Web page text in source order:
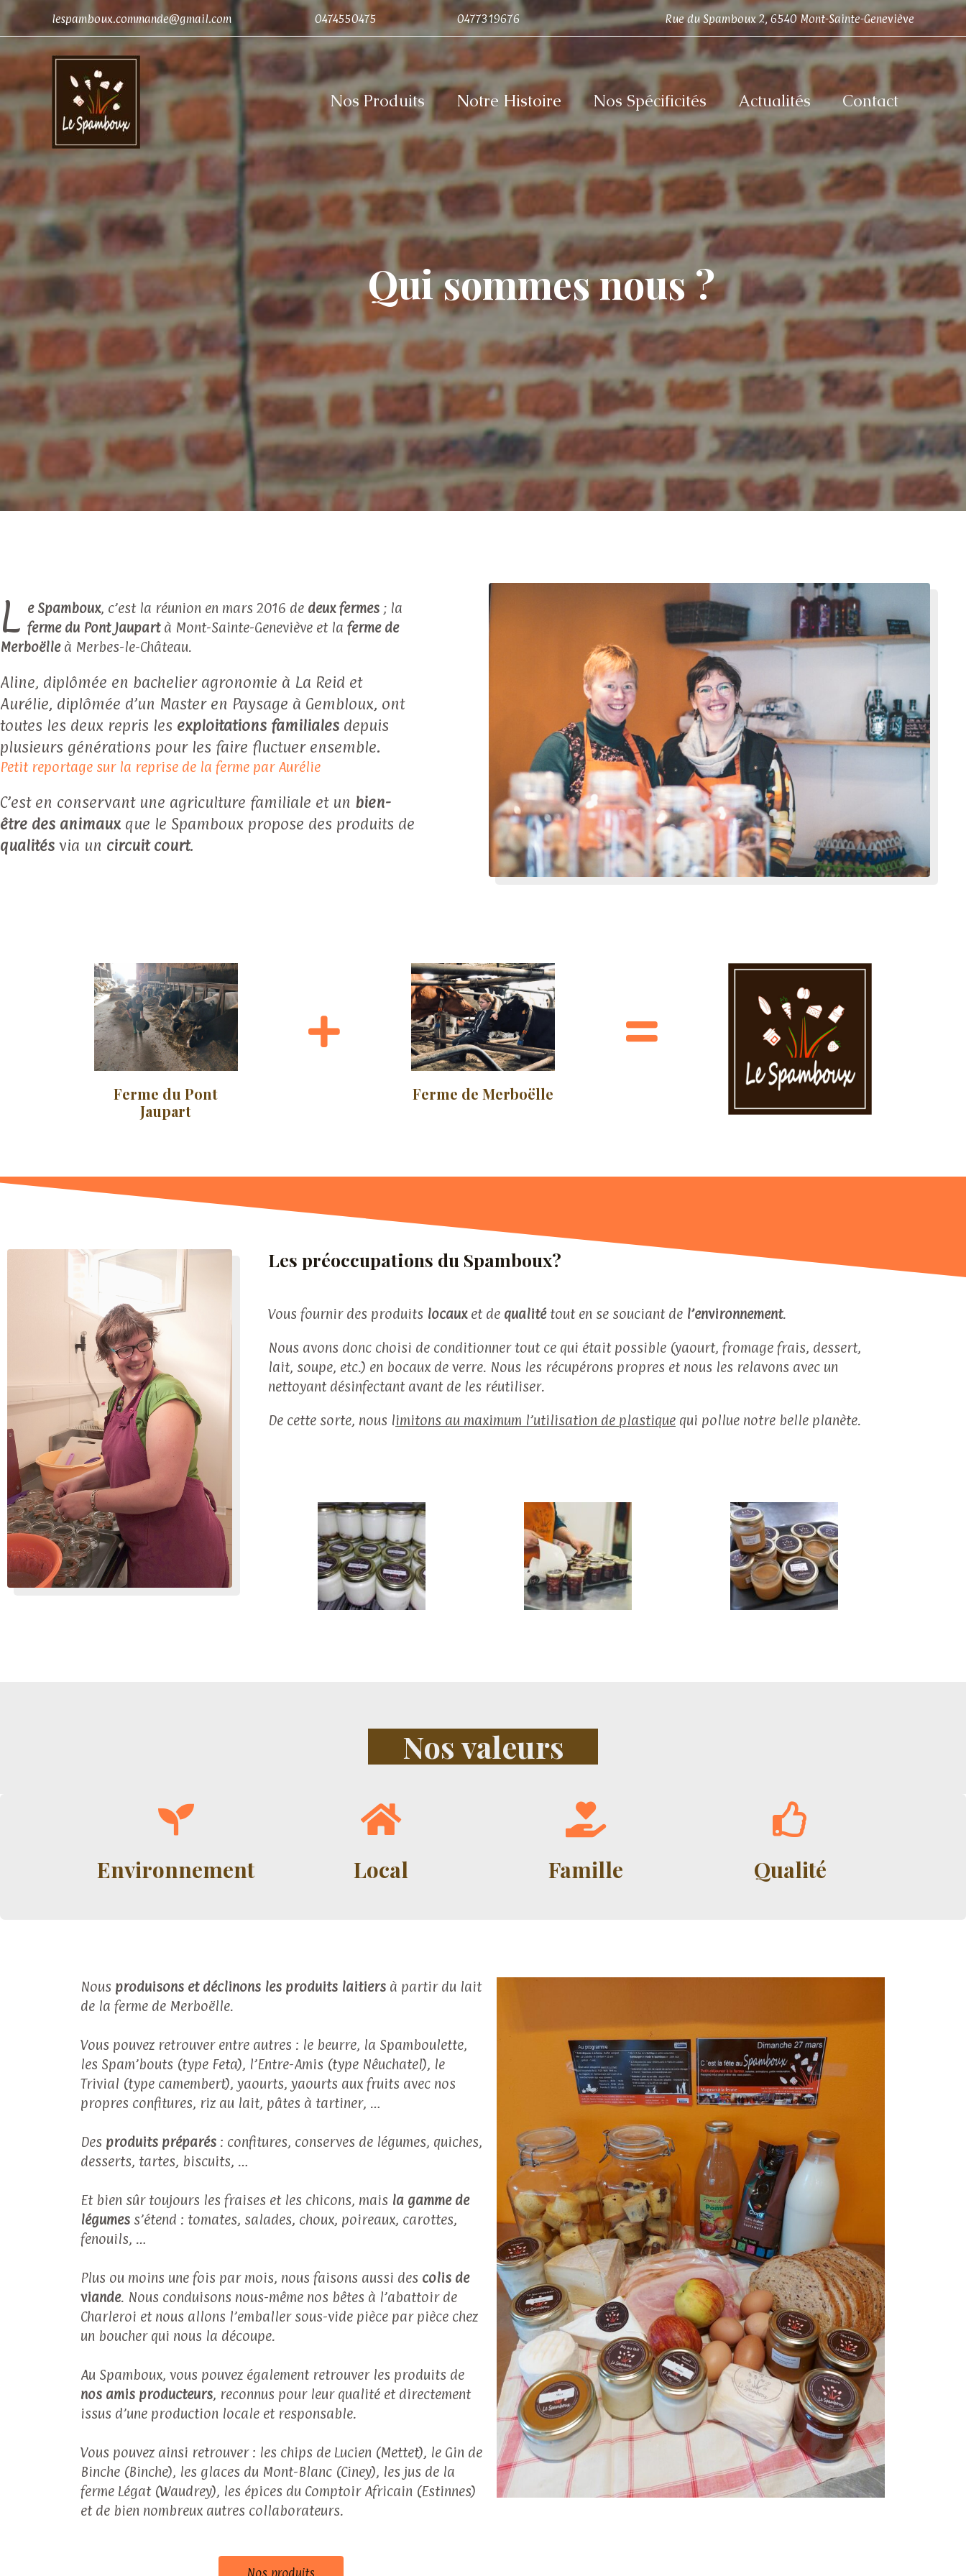
lespamboux.commande@gmail.com 0474550475 0477319676 Rue du Spamboux 2, 6540 Mont-Sainte-Geneviève
Nos Produits Notre Histoire Nos Spécificités Actualités Contact
Qui sommes nous ?
L e Spamboux, c’est la réunion en mars 2016 de deux fermes ; la
ferme du Pont Jaupartà Mont-Sainte-Geneviève et la ferme de
Merboëlleà Merbes-le-Château.
Aline, diplômée en bachelier agronomie à La Reid et
Aurélie, diplômée d’un Master en Paysage à Gembloux, ont
toutes les deux repris les exploitations familiales depuis
plusieurs générations pour les faire fluctuer ensemble.
Petit reportage sur la reprise de la ferme par Aurélie
C’est en conservant une agriculture familiale et un bien-
être des animaux que le Spamboux propose des produits de
qualités via un circuit court.
Ferme du Pont
Jaupart
Ferme de Merboëlle
Les préoccupations du Spamboux?
Vous fournir des produits locaux et de qualitétout en se souciant de l’environnement.
Nous avons donc choisi de conditionner tout ce qui était possible (yaourt, fromage frais, dessert,
lait, soupe, etc.) en bocaux de verre. Nous les récupérons propres et nous les relavons avec un
nettoyant désinfectant avant de les réutiliser.
De cette sorte, nous limitons au maximum l’utilisation de plastiquequi pollue notre belle planète.
Nos valeurs
Environnement Local Famille Qualité
Nous produisons et déclinons les produits laitiers à partir du lait
de la ferme de Merboëlle.
Vous pouvez retrouver entre autres : le beurre, la Spamboulette,
les Spam’bouts (type Feta), l’Entre-Amis (type Nêuchatel), le
Trivial (type camembert), yaourts, yaourts aux fruits avec nos
propres confitures, riz au lait, pâtes à tartiner, …
Des produits préparés : confitures, conserves de légumes, quiches,
desserts, tartes, biscuits, …
Et bien sûr toujours les fraises et les chicons, mais la gamme de
légumes s’étend : tomates, salades, choux, poireaux, carottes,
fenouils, …
Plus ou moins une fois par mois, nous faisons aussi des colis de
viande. Nous conduisons nous-même nos bêtes à l’abattoir de
Charleroi et nous allons l’emballer sous-vide pièce par pièce chez
un boucher qui nous la découpe.
Au Spamboux, vous pouvez également retrouver les produits de
nos amis producteurs, reconnus pour leur qualité et directement
issus d’une production locale et responsable.
Vous pouvez ainsi retrouver : les chips de Lucien (Mettet), le Gin de
Binche (Binche), les glaces du Mont-Blanc (Ciney), les jus de la
ferme Légat (Waudrey), les épices du Comptoir Africain (Estinnes)
et de bien nombreux autres collaborateurs.